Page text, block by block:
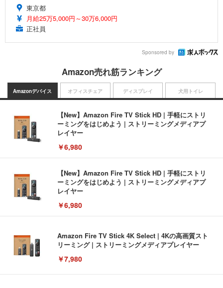
東京都
月給25万5,000円～30万6,000円
正社員
Sponsored by
Amazon売れ筋ランキング
Amazonデバイス
【New】Amazon Fire TV Stick HD | 手軽にストリ
ーミングをはじめよう | ストリーミングメディアプ
レイヤー
￥6,980
【New】Amazon Fire TV Stick HD | 手軽にストリ
ーミングをはじめよう | ストリーミングメディアプ
レイヤー
￥6,980
Amazon Fire TV Stick 4K Select | 4Kの高画質スト
リーミング | ストリーミングメディアプレイヤー
￥7,980
オフィスチェア ディスプレイ 犬用トイレ